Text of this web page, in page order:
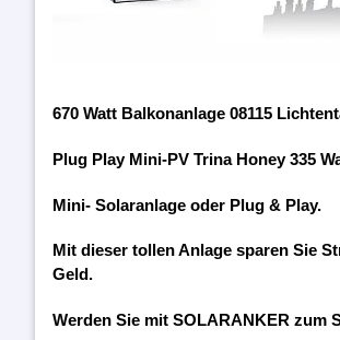
670 Watt Balkonanlage 08115
Plug Play Mini-PV Trina Honey 335
Mini- Solaranlage oder Plug & Play.
Mit dieser tollen Anlage sparen Sie
Geld.
Werden Sie mit SOLARANKER zum